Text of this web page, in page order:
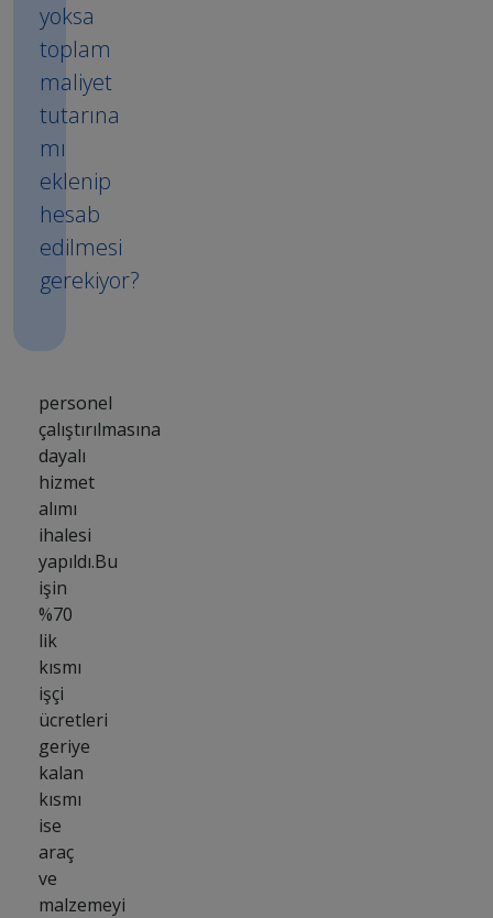
yoksa
toplam
maliyet
tutarına
mı
eklenip
hesab
edilmesi
gerekiyor?
personel
çalıştırılmasına
dayalı
hizmet
alımı
ihalesi
yapıldı.Bu
işin
%70
lik
kısmı
işçi
ücretleri
geriye
kalan
kısmı
ise
araç
ve
malzemeyi